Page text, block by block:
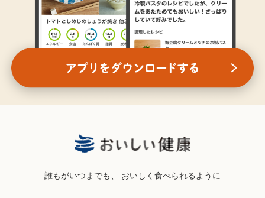
誰もがいつまでも、 おいしく食べられるように